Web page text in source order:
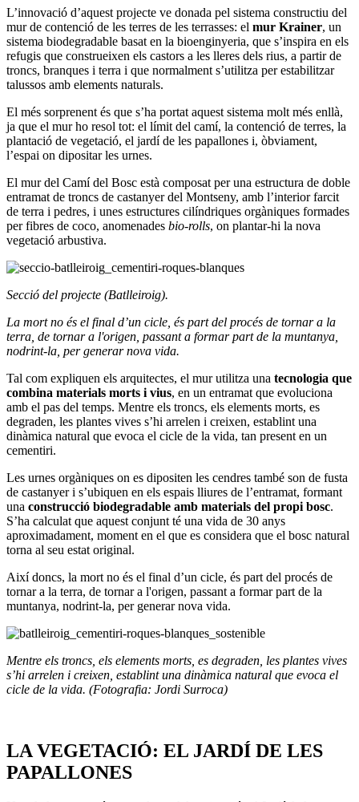
L’innovació d’aquest projecte ve donada pel sistema constructiu del
mur de contenció de les terres de les terrasses: el mur Krainer, un
sistema biodegradable basat en la bioenginyeria, que s’inspira en els
refugis que construeixen els castors a les lleres dels rius, a partir de
troncs, branques i terra i que normalment s’utilitza per estabilitzar
talussos amb elements naturals.
El més sorprenent és que s’ha portat aquest sistema molt més enllà,
ja que el mur ho resol tot: el límit del camí, la contenció de terres, la
plantació de vegetació, el jardí de les papallones i, òbviament,
l’espai on dipositar les urnes.
El mur del Camí del Bosc està composat per una estructura de doble
entramat de troncs de castanyer del Montseny, amb l’interior farcit
de terra i pedres, i unes estructures cilíndriques orgàniques formades
per fibres de coco, anomenades bio-rolls, on plantar-hi la nova
vegetació arbustiva.
Secció del projecte (Batlleiroig).
La mort no és el final d’un cicle, és part del procés de tornar a la
terra, de tornar a l'origen, passant a formar part de la muntanya,
nodrint-la, per generar nova vida.
Tal com expliquen els arquitectes, el mur utilitza una tecnologia que
combina materials morts i vius, en un entramat que evoluciona
amb el pas del temps. Mentre els troncs, els elements morts, es
degraden, les plantes vives s’hi arrelen i creixen, establint una
dinàmica natural que evoca el cicle de la vida, tan present en un
cementiri.
Les urnes orgàniques on es dipositen les cendres també son de fusta
de castanyer i s’ubiquen en els espais lliures de l’entramat, formant
una construcció biodegradable amb materials del propi bosc.
S’ha calculat que aquest conjunt té una vida de 30 anys
aproximadament, moment en el que es considera que el bosc natural
torna al seu estat original.
Així doncs, la mort no és el final d’un cicle, és part del procés de
tornar a la terra, de tornar a l'origen, passant a formar part de la
muntanya, nodrint-la, per generar nova vida.
Mentre els troncs, els elements morts, es degraden, les plantes vives
s’hi arrelen i creixen, establint una dinàmica natural que evoca el
cicle de la vida. (Fotografia: Jordi Surroca)
LA VEGETACIÓ: EL JARDÍ DE LES
PAPALLONES